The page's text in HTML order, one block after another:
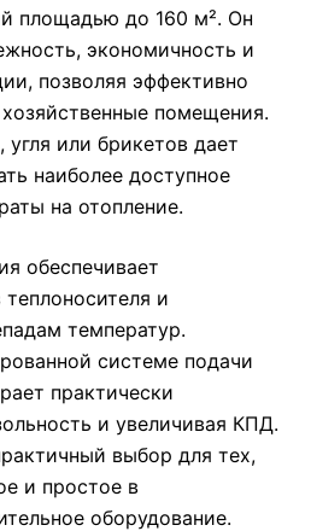
площадью до 160 м². Он
экономичность и
позволяя эффективно
помещения.
или брикетов дает
наиболее доступное
на отопление.
обеспечивает
и
температур.
системе подачи
практически
и увеличивая КПД.
выбор для тех,
и простое в
оборудование.